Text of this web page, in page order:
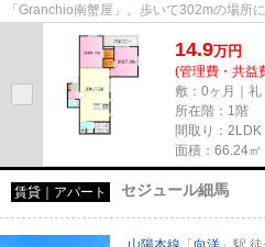
「Granchio南蟹屋」。歩いて302mの場所
14.9万円
(管理費・共益
敷：0ヶ月｜礼
所在階：1階
間取り：2LDK
面積：66.24㎡
賃貸｜アパート セジュール細馬